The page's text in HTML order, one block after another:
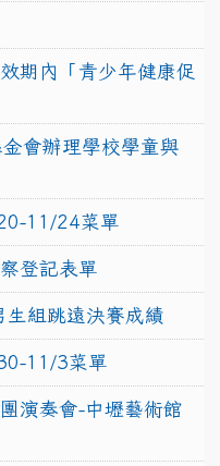
期內「青少年健康促
會辦理學校學童與
11/24菜單
登記表單
生組跳遠決賽成績
11/3菜單
演奏會-中壢藝術館